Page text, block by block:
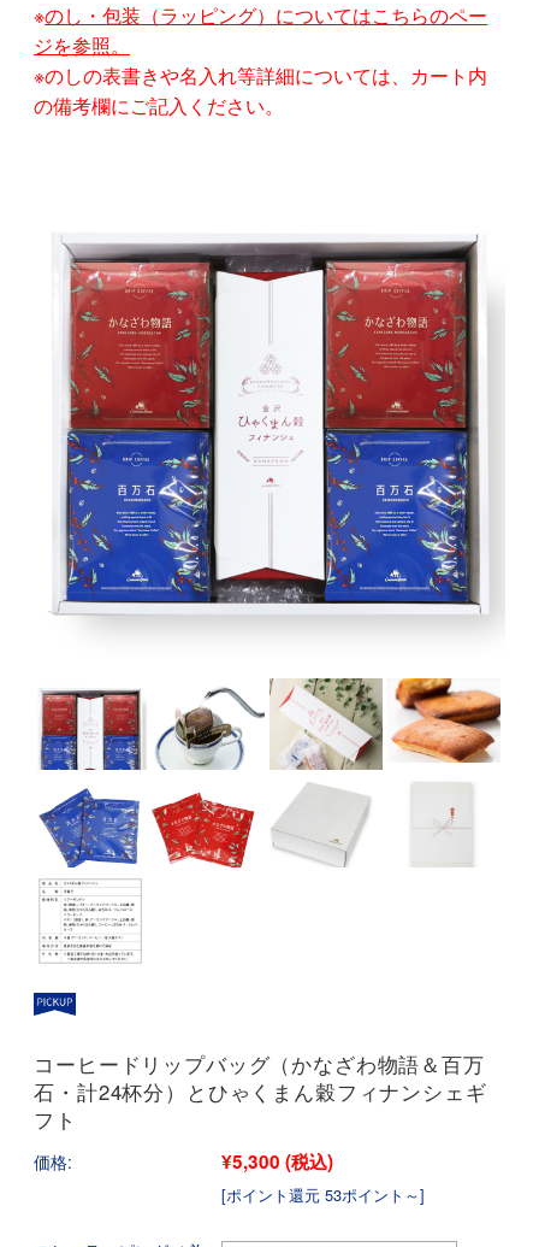
※のし・包装（ラッピング）についてはこちらのペー
ジを参照。
※のしの表書きや名入れ等詳細については、カート内
の備考欄にご記入ください。
コーヒードリップバッグ（かなざわ物語＆百万
石・計24杯分）とひゃくまん穀フィナンシェギ
フト
価格: ¥5,300 (税込)
[ポイント還元 53ポイント～]